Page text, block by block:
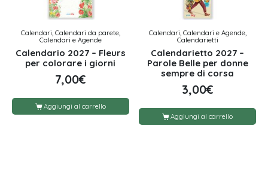
Calendari, Calendari da parete,
Calendari e Agende
Calendario 2027 – Fleurs
per colorare i giorni
7,00€
Aggiungi al carrello
Calendari, Calendari e Agende,
Calendarietti
Calendarietto 2027 –
Parole Belle per donne
sempre di corsa
3,00€
Aggiungi al carrello